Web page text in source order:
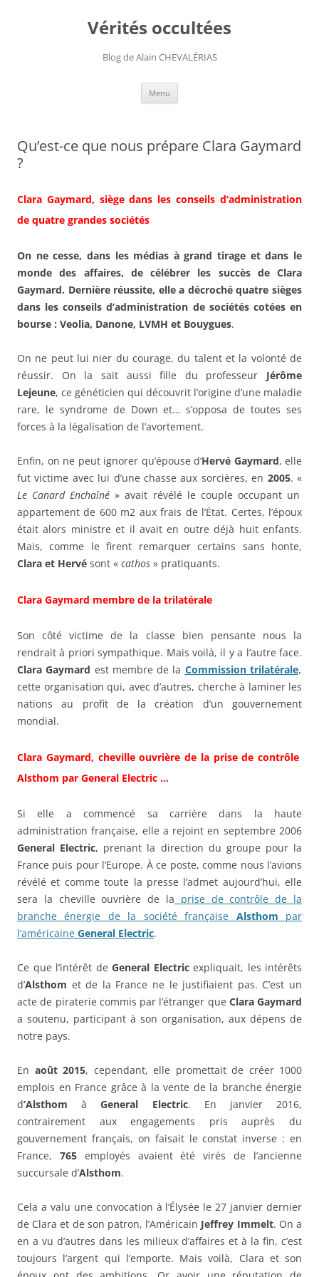
Vérités occultées
Blog de Alain CHEVALÉRIAS
Menu
Qu’est-ce que nous prépare Clara Gaymard
?
Clara Gaymard, siège dans les conseils d’administration
de quatre grandes sociétés
On ne cesse, dans les médias à grand tirage et dans le
monde des affaires, de célébrer les succès de Clara
Gaymard. Dernière réussite, elle a décroché quatre sièges
dans les conseils d’administration de sociétés cotées en
bourse : Veolia, Danone, LVMH et Bouygues.
On ne peut lui nier du courage, du talent et la volonté de
réussir. On la sait aussi fille du professeur Jérôme
Lejeune, ce généticien qui découvrit l’origine d’une maladie
rare, le syndrome de Down et… s’opposa de toutes ses
forces à la légalisation de l’avortement.
Enfin, on ne peut ignorer qu’épouse d’Hervé Gaymard, elle
fut victime avec lui d’une chasse aux sorcières, en 2005. «
Le Canard Enchaîné » avait révélé le couple occupant un
appartement de 600 m2 aux frais de l’État. Certes, l’époux
était alors ministre et il avait en outre déjà huit enfants.
Mais, comme le firent remarquer certains sans honte,
Clara et Hervé sont « cathos » pratiquants.
Clara Gaymard membre de la trilatérale
Son côté victime de la classe bien pensante nous la
rendrait à priori sympathique. Mais voilà, il y a l’autre face.
Clara Gaymard est membre de la Commission trilatérale,
cette organisation qui, avec d’autres, cherche à laminer les
nations au profit de la création d’un gouvernement
mondial.
Clara Gaymard, cheville ouvrière de la prise de contrôle
Alsthom par General Electric …
Si elle a commencé sa carrière dans la haute
administration française, elle a rejoint en septembre 2006
General Electric, prenant la direction du groupe pour la
France puis pour l’Europe. À ce poste, comme nous l’avions
révélé et comme toute la presse l’admet aujourd’hui, elle
sera la cheville ouvrière de la prise de contrôle de la
branche énergie de la société française Alsthom par
l’américaine General Electric.
Ce que l’intérêt de General Electricexpliquait, les intérêts
d’Alsthom et de la France ne le justifiaient pas. C’est un
acte de piraterie commis par l’étranger que Clara Gaymard
a soutenu, participant à son organisation, aux dépens de
notre pays.
En août 2015, cependant, elle promettait de créer 1000
emplois en France grâce à la vente de la branche énergie
d’Alsthom àGeneral Electric. En janvier 2016,
contrairement aux engagements pris auprès du
gouvernement français, on faisait le constat inverse : en
France, 765employés avaient été virés de l’ancienne
succursale d’Alsthom.
Cela a valu une convocation à l’Élysée le 27 janvier dernier
de Clara et de son patron, l’Américain Jeffrey Immelt. On a
en a vu d’autres dans les milieux d’affaires et à la fin, c’est
toujours l’argent qui l’emporte. Mais voilà, Clara et son